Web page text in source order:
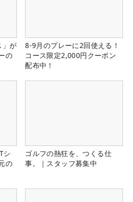
」が
の
8-9月のプレーに2回使える！
コース限定2,000円クーポン
配布中！
シ
の
ゴルフの熱狂を、つくる仕
事。｜スタッフ募集中